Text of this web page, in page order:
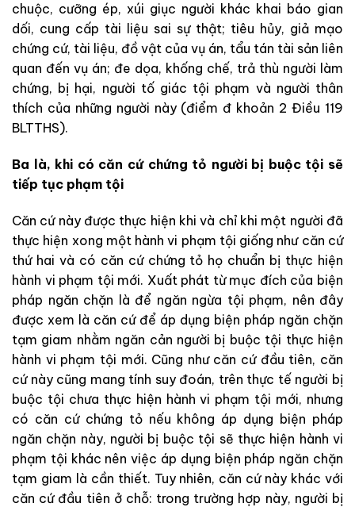
chuộc, cưỡng ép, xúi giục người khác khai báo gian
dối, cung cấp tài liệu sai sự thật; tiêu hủy, giả mạo
chứng cứ, tài liệu, đồ vật của vụ án, tẩu tán tài sản liên
quan đến vụ án; đe dọa, khống chế, trả thù người làm
chứng, bị hại, người tố giác tội phạm và người thân
thích của những người này (điểm đ khoản 2 Điều 119
BLTTHS).
Ba là, khi có căn cứ chứng tỏ người bị buộc tội sẽ
tiếp tục phạm tội
Căn cứ này được thực hiện khi và chỉ khi một người đã
thực hiện xong một hành vi phạm tội giống như căn cứ
thứ hai và có căn cứ chứng tỏ họ chuẩn bị thực hiện
hành vi phạm tội mới. Xuất phát từ mục đích của biện
pháp ngăn chặn là để ngăn ngừa tội phạm, nên đây
được xem là căn cứ để áp dụng biện pháp ngăn chặn
tạm giam nhằm ngăn cản người bị buộc tội thực hiện
hành vi phạm tội mới. Cũng như căn cứ đầu tiên, căn
cứ này cũng mang tính suy đoán, trên thực tế người bị
buộc tội chưa thực hiện hành vi phạm tội mới, nhưng
có căn cứ chứng tỏ nếu không áp dụng biện pháp
ngăn chặn này, người bị buộc tội sẽ thực hiện hành vi
phạm tội khác nên việc áp dụng biện pháp ngăn chặn
tạm giam là cần thiết. Tuy nhiên, căn cứ này khác với
căn cứ đầu tiên ở chỗ: trong trường hợp này, người bị